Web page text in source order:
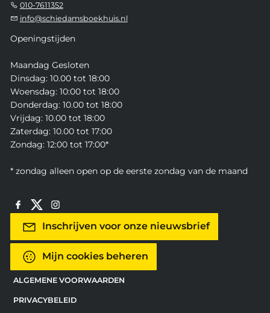
010-7611352
info@schiedamsboekhuis.nl
Openingstijden
Maandag Gesloten
Dinsdag: 10.00 tot 18:00
Woensdag: 10:00 tot 18:00
Donderdag: 10.00 tot 18:00
Vrijdag: 10.00 tot 18:00
Zaterdag: 10.00 tot 17:00
Zondag: 12:00 tot 17:00*
* zondag alleen open op de eerste zondag van de maand
Inschrijven voor onze nieuwsbrief
Mijn cookies beheren
ALGEMENE VOORWAARDEN
PRIVACYBELEID